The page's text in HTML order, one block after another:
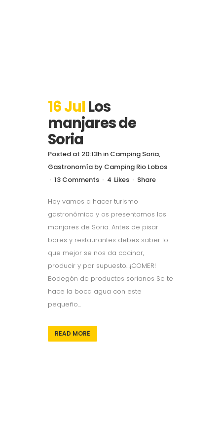
16 Jul Los
manjares de
Soria
Posted at 20:13h in Camping Soria,
Gastronomía by Camping Rio Lobos
13 Comments
4 Likes Share
Hoy vamos a hacer turismo
gastronómico y os presentamos los
manjares de Soria. Antes de pisar
bares y restaurantes debes saber lo
que mejor se nos da cocinar,
producir y por supuesto…¡COMER!
Bodegón de productos sorianos Se te
hace la boca agua con este
pequeño...
READ MORE